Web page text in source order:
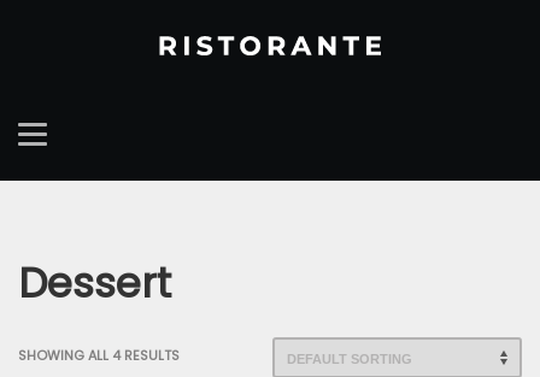
Dessert
SHOWING ALL 4 RESULTS